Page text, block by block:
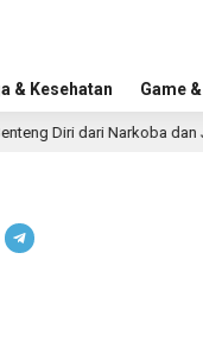
& Kesehatan Game
Diri dari Narkoba dan